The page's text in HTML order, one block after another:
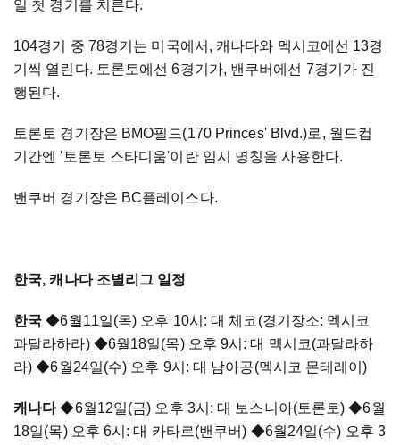
일 첫 경기를 치른다.
104경기 중 78경기는 미국에서, 캐나다와 멕시코에선 13경
기씩 열린다. 토론토에선 6경기가, 밴쿠버에선 7경기가 진
행된다.
토론토 경기장은 BMO필드(170 Princes' Blvd.)로, 월드컵
기간엔 '토론토 스타디움'이란 임시 명칭을 사용한다.
밴쿠버 경기장은 BC플레이스다.
한국, 캐나다 조별리그 일정
한국◆6월11일(목) 오후 10시: 대 체코(경기장소: 멕시코
과달라하라) ◆6월18일(목) 오후 9시: 대 멕시코(과달라하
라) ◆6월24일(수) 오후 9시: 대 남아공(멕시코 몬테레이)
캐나다◆6월12일(금) 오후 3시: 대 보스니아(토론토) ◆6월
18일(목) 오후 6시: 대 카타르(밴쿠버) ◆6월24일(수) 오후 3